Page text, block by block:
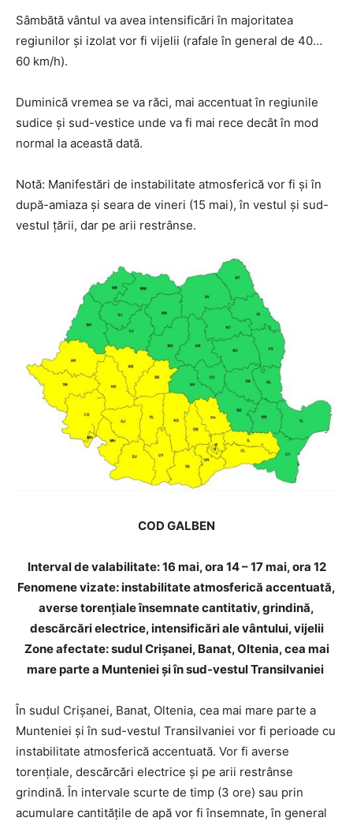
INFO IAȘI
Sâmbătă vântul va avea intensificări în majoritatea
regiunilor și izolat vor fi vijelii (rafale în general de 40…
60 km/h).
Duminică vremea se va răci, mai accentuat în regiunile
sudice și sud-vestice unde va fi mai rece decât în mod
normal la această dată.
Notă: Manifestări de instabilitate atmosferică vor fi și în
după-amiaza și seara de vineri (15 mai), în vestul și sud-
vestul țării, dar pe arii restrânse.
COD GALBEN
Interval de valabilitate: 16 mai, ora 14 – 17 mai, ora 12
Fenomene vizate: instabilitate atmosferică accentuată,
averse torențiale însemnate cantitativ, grindină,
descărcări electrice, intensificări ale vântului, vijelii
Zone afectate: sudul Crișanei, Banat, Oltenia, cea mai
mare parte a Munteniei și în sud-vestul Transilvaniei
În sudul Crișanei, Banat, Oltenia, cea mai mare parte a
Munteniei și în sud-vestul Transilvaniei vor fi perioade cu
instabilitate atmosferică accentuată. Vor fi averse
torențiale, descărcări electrice și pe arii restrânse
grindină. În intervale scurte de timp (3 ore) sau prin
acumulare cantitățile de apă vor fi însemnate, în general